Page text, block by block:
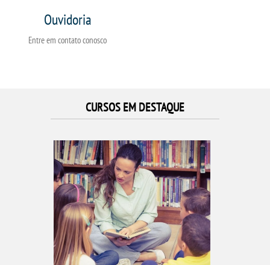
Ouvidoria
Entre em contato conosco
CURSOS EM DESTAQUE